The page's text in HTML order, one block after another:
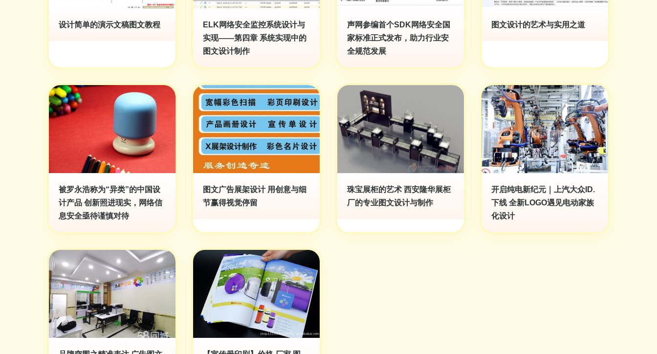
设计简单的演示文稿图文教程
ELK网络安全监控系统设计与
实现——第四章 系统实现中的
图文设计制作
声网参编首个SDK网络安全国
家标准正式发布，助力行业安
全规范发展
图文设计的艺术与实用之道
被罗永浩称为“异类”的中国设
计产品 创新照进现实，网络信
息安全亟待谨慎对待
图文广告展架设计 用创意与细
节赢得视觉停留
珠宝展柜的艺术 西安隆华展柜
厂的专业图文设计与制作
开启纯电新纪元｜上汽大众ID.
下线 全新LOGO遇见电动家族
化设计